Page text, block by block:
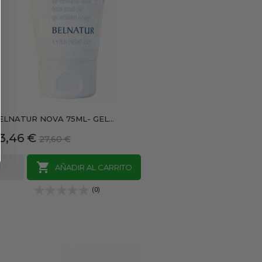
NOVA 75ML- GEL...
€ Precio
base
27,60 €
 AÑADIR AL CARRITO
(0)